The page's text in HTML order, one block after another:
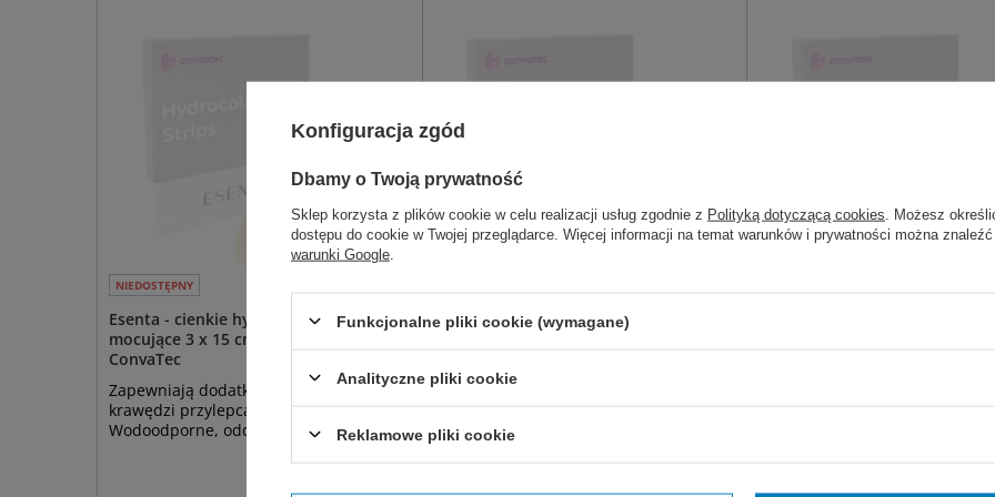
NIEDOSTĘPNY
Esenta - cienkie hydrokoloidowe paski
mocujące 3 x 15 cm półksiężyc (5 szt.) -
ConvaTec
Zapewniają dodatkowe zabezpieczenie
krawędzi przylepca sprzętu stomijnego.
Wodoodporne, oddychające, elastyczne.
Esenta - cienkie hydrokoloidowe paski
Zapewniają dodatkowe zabezpieczenie
Wodoodporne, oddychające, elastyczne.
Konfiguracja zgód
Dbamy o Twoją prywatność
Sklep korzysta z plików cookie w celu realizacji usług zgodnie z Polityką dotyczącą cookies . Możesz
dostępu do cookie w Twojej przeglądarce. Więcej informacji na temat warunków i prywatności można
warunki Google
Funkcjonalne pliki cookie (wymagane)
Analityczne pliki cookie
Reklamowe pliki cookie